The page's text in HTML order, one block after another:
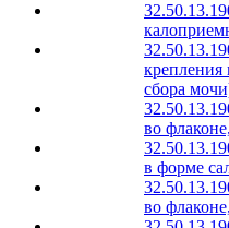
сбора
во
в форме
во